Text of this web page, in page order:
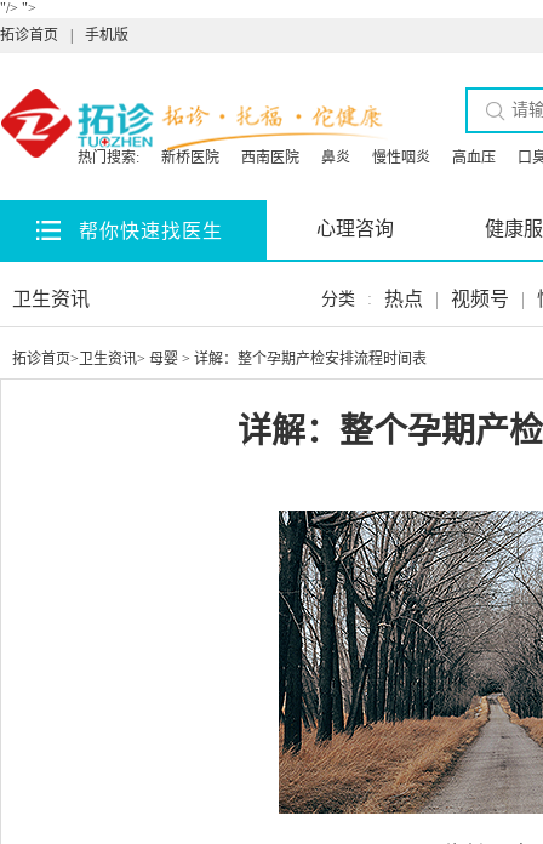
"/> ">
拓诊首页
手机版
热门搜索: 新桥医院 西南医院 鼻炎 慢性咽炎 高血压 口
帮你快速找医生 心理咨询 健康
卫生资讯 分类 : 热点 | 视频号 |
拓诊首页> 卫生资讯> 母婴 > 详解：整个孕期产检安排流程时间表
详解：整个孕期产